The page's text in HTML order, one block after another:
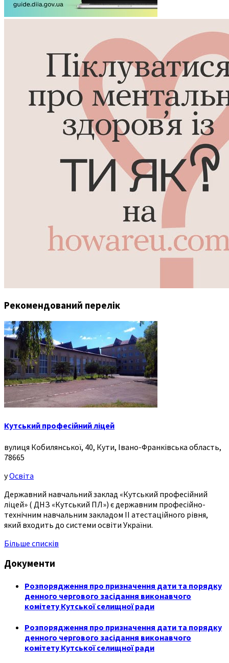
Рекомендований перелік
Кутський професійний ліцей
вулиця Кобилянської, 40, Кути, Івано-Франківська область,
78665
уОсвіта
Державний навчальний заклад «Кутський професійний
ліцей» ( ДНЗ «Кутський ПЛ») є державним професійно-
технічним навчальним закладом ІІ атестаційного рівня,
який входить до системи освіти України.
Більше списків
Документи
Розпорядження про призначення дати та порядку
денного чергового засідання виконавчого
комітету Кутської селищної ради
Розпорядження про призначення дати та порядку
денного чергового засідання виконавчого
комітету Кутської селищної ради